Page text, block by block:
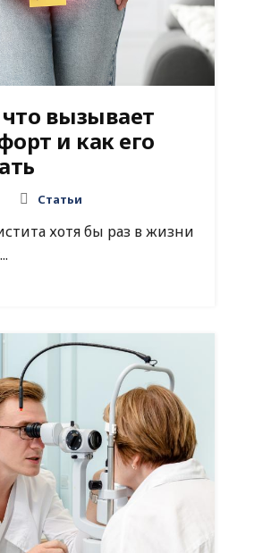
вызывает
и как его
Статьи
хотя бы раз в жизни